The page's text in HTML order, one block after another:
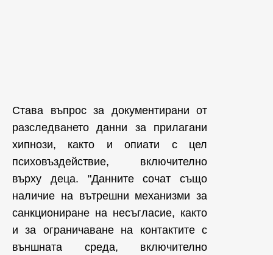
Става въпрос за документирани от
разследването данни за прилагани
хипнози, както и опиати с цел
психовъздействие, включително
върху деца. "Данните сочат също
наличие на вътрешни механизми за
санкциониране на несъгласие, както
и за ограничаване на контактите с
външната среда, включително